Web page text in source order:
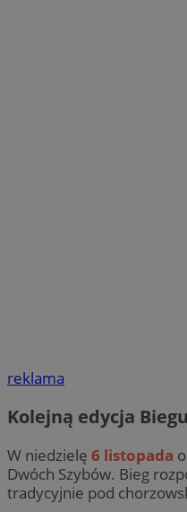
reklama
Kolejną edycja
W niedzielę 6 listopada
Dwóch Szybów. Bieg
tradycyjnie pod